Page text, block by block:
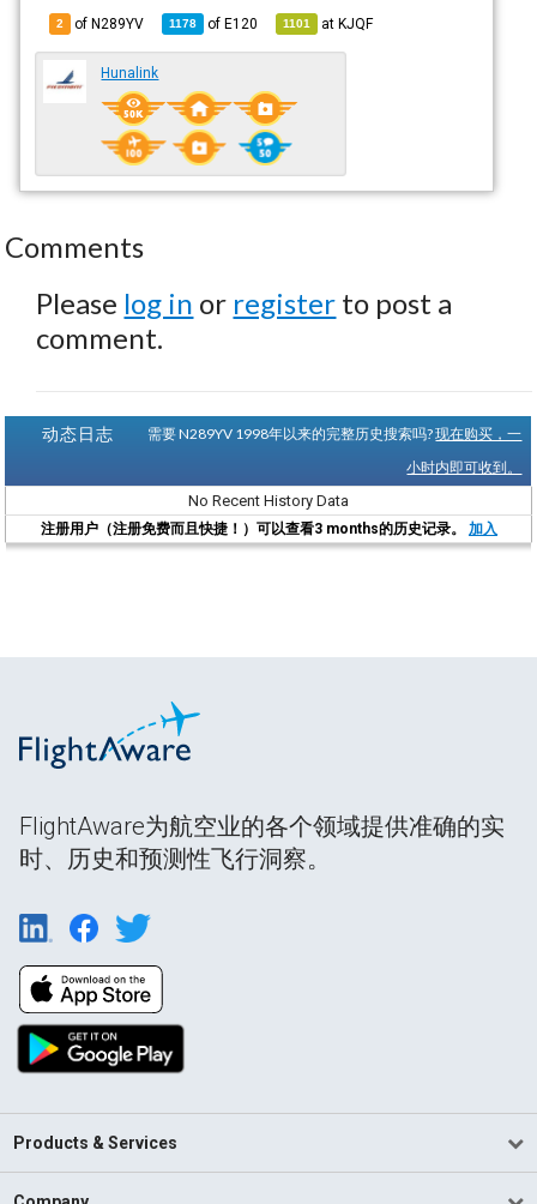
2 of N289YV 1178 ofE120 1101 atKJQF
Hunalink
Comments
Please log in or register to post a
comment.
动态日志 需要 N289YV 1998年以来的完整历史搜索吗?现在购买，一
小时内即可收到。
No Recent History Data
注册用户（注册免费而且快捷！）可以查看3 months的历史记录。 加入
FlightAware为航空业的各个领域提供准确的实
时、历史和预测性飞行洞察。
Products & Services